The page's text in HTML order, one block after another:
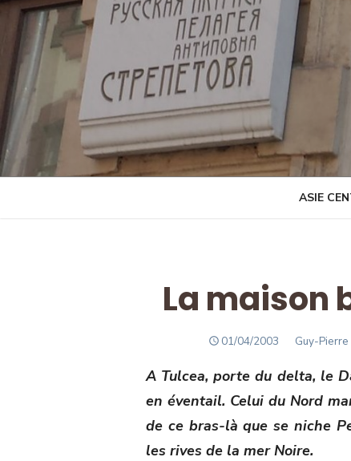
Skip
content
ASIE
La maison
POSTED
01/04/2003 Author
Guy-
A Tulcea, porte du delta, le
en éventail. Celui du Nord
de ce bras-là que se niche
les rives de la mer Noire.